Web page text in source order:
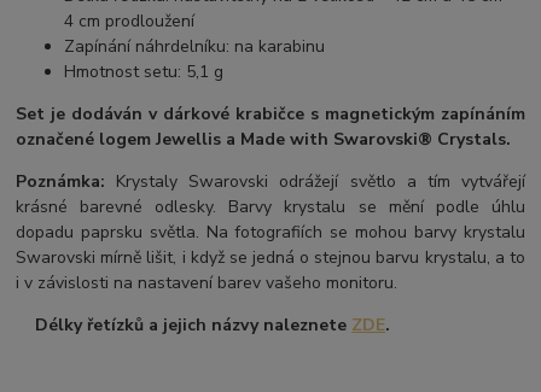
4 cm prodloužení
Zapínání náhrdelníku: na karabinu
Hmotnost setu: 5,1 g
Set je dodáván v dárkové krabičce s magnetickým zapínáním
označené logem Jewellis a Made with Swarovski® Crystals.
Poznámka: Krystaly Swarovski odrážejí světlo a tím vytvářejí
krásné barevné odlesky. Barvy krystalu se mění podle úhlu
dopadu paprsku světla. Na fotografiích se mohou barvy krystalu
Swarovski mírně lišit, i když se jedná o stejnou barvu krystalu, a to
i v závislosti na nastavení barev vašeho monitoru.
Délky řetízků a jejich názvy naleznete ZDE.